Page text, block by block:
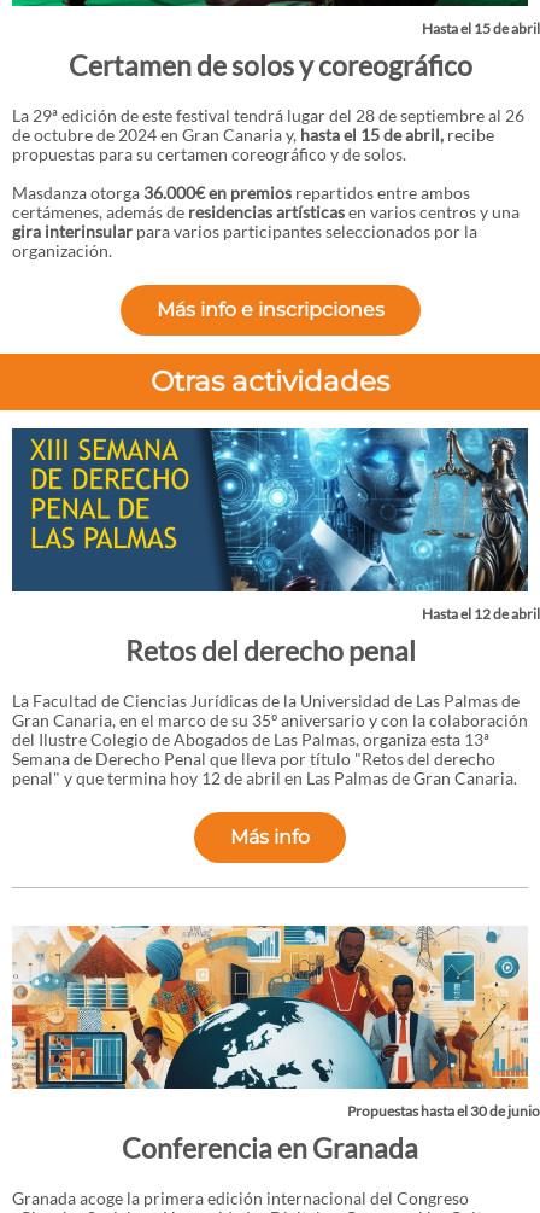
Hasta el 15 de abril
Certamen de solos y coreográfico
La 29ª edición de este festival tendrá lugar del 28 de septiembre al 26
de octubre de 2024 en Gran Canaria y, hasta el 15 de abril, recibe
propuestas para su certamen coreográfico y de solos.
Masdanza otorga 36.000€ en premios repartidos entre ambos
certámenes, además de residencias artísticasen varios centros y una
gira interinsular para varios participantes seleccionados por la
organización.
Más info e inscripciones
Otras actividades
Hasta el 12 de abril
Retos del derecho penal
La Facultad de Ciencias Jurídicas de la Universidad de Las Palmas de
Gran Canaria, en el marco de su 35º aniversario y con la colaboración
del Ilustre Colegio de Abogados de Las Palmas, organiza esta 13ª
Semana de Derecho Penal que lleva por título "Retos del derecho
penal" y que termina hoy 12 de abril en Las Palmas de Gran Canaria.
Más info
Propuestas hasta el 30 de junio
Conferencia en Granada
Granada acoge la primera edición internacional del Congreso